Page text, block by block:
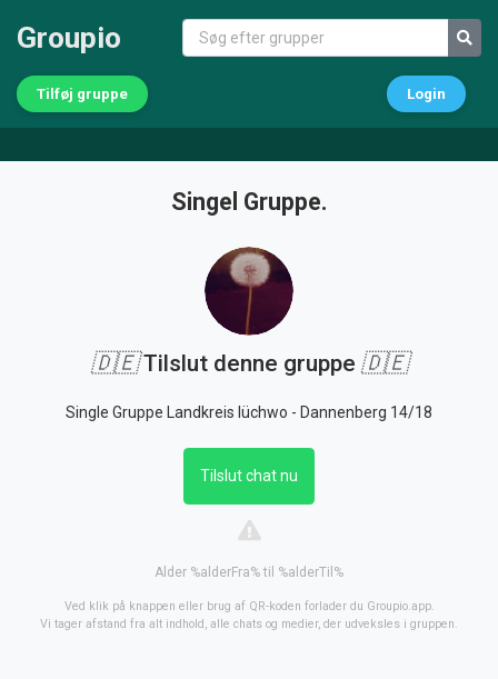
Groupio
Tilføj gruppe Login
Singel Gruppe.
🇩🇪Tilslut denne gruppe 🇩🇪
Single Gruppe Landkreis lüchwo - Dannenberg 14/18
Tilslut chat nu
Alder %alderFra% til %alderTil%
Ved klik på knappen eller brug af QR-koden forlader du Groupio.app.
Vi tager afstand fra alt indhold, alle chats og medier, der udveksles i gruppen.